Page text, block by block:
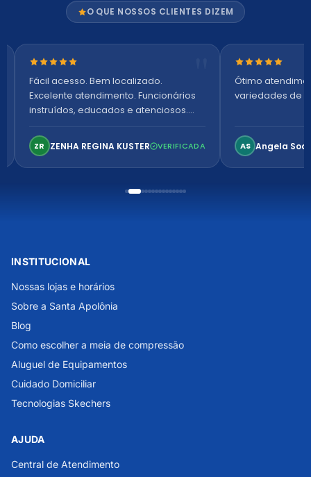
O QUE NOSSOS CLIENTES DIZEM
Nota 5 de 5 estrelas
Fácil acesso. Bem localizado.
Excelente atendimento. Funcionários
instruídos, educados e atenciosos.
confortável. Perfeito!
ZR ZENHA REGINA KUSTER VERIFICADA
Nota 5 de 5
Ótimo
variedades de
AS Angela
INSTITUCIONAL
Nossas lojas e horários
Sobre a Santa Apolônia
Blog
Como escolher a meia de compressão
Aluguel de Equipamentos
Cuidado Domiciliar
Tecnologias Skechers
AJUDA
Central de Atendimento